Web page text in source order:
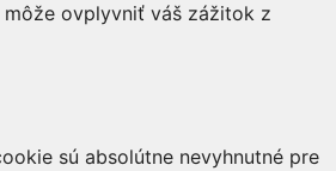
ovplyvniť váš zážitok z
sú absolútne nevyhnutné pre